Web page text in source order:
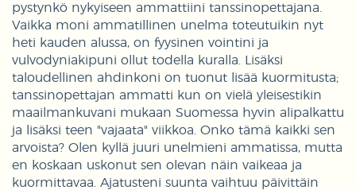
pystynkö nykyiseen ammattiini tanssinopettajana.
Vaikka moni ammatillinen unelma toteutuikin nyt
heti kauden alussa, on fyysinen vointini ja
vulvodyniakipuni ollut todella kuralla. Lisäksi
taloudellinen ahdinkoni on tuonut lisää kuormitusta;
tanssinopettajan ammatti kun on vielä yleisestikin
maailmankuvani mukaan Suomessa hyvin alipalkattu
ja lisäksi teen "vajaata" viikkoa. Onko tämä kaikki sen
arvoista? Olen kyllä juuri unelmieni ammatissa, mutta
en koskaan uskonut sen olevan näin vaikeaa ja
kuormittavaa. Ajatusteni suunta vaihtuu päivittäin